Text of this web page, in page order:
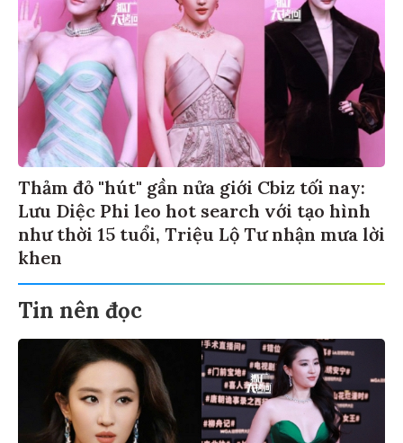
Thảm đỏ "hút" gần nửa giới Cbiz tối nay:
Lưu Diệc Phi leo hot search với tạo hình
như thời 15 tuổi, Triệu Lộ Tư nhận mưa lời
khen
Tin nên đọc